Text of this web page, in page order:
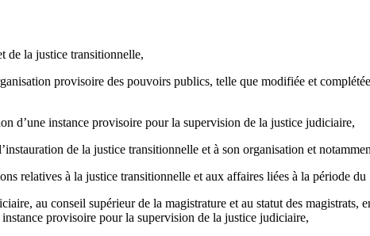
de la justice transitionnelle,
provisoire des pouvoirs publics, telle que modifiée et
d’une instance provisoire pour la supervision de la justice judiciaire,
de la justice transitionnelle et à son organisation et
relatives à la justice transitionnelle et aux affaires liées à la période
au conseil supérieur de la magistrature et au statut des magistrats,
provisoire pour la supervision de la justice judiciaire,